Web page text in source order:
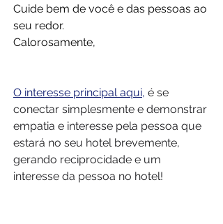
Cuide bem de você e das pessoas ao
seu redor.
Calorosamente,
O interesse principal aqui, é se
conectar simplesmente e demonstrar
empatia e interesse pela pessoa que
estará no seu hotel brevemente,
gerando reciprocidade e um
interesse da pessoa no hotel!